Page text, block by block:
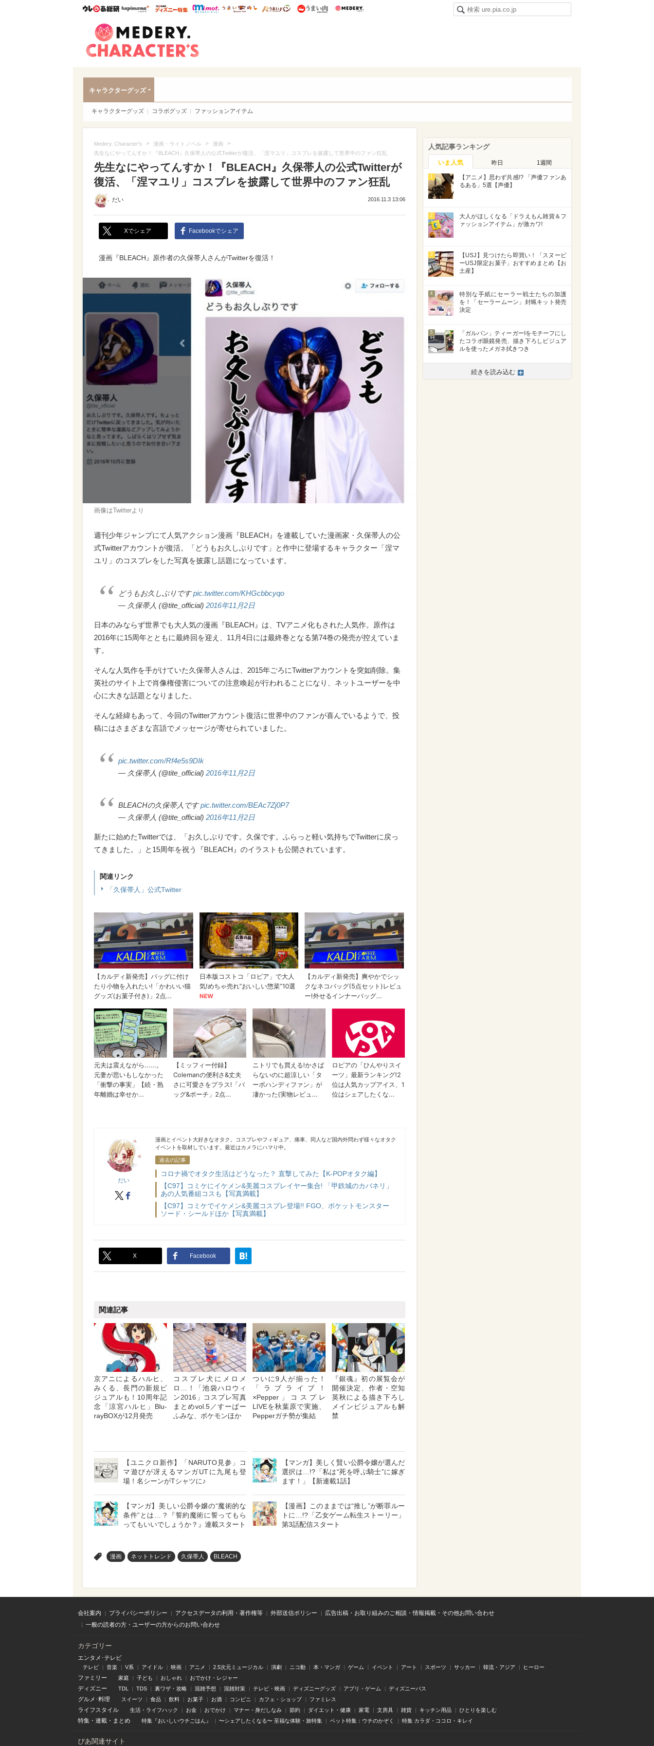
ウレぴあ総研ハピママ* ウレぴあ総研 ディズニー特集
mimot. うまいめし うまいパン うまい肉
キャラクターグッズ
キャラクターグッズ コラボグッズ ファッションアイテム
Medery. Character's > 漫画・ライトノベル > 漫画 >
先生なにやってんすか！『BLEACH』久保帯人の公式Twitterが復活、「涅マユリ」コスプレを披露して世界中のファン狂乱
先生なにやってんすか！『BLEACH』久保帯人の公式Twitterが
復活、「涅マユリ」コスプレを披露して世界中のファン狂乱
だい 2016.11.3 13:06
Xでシェア Facebookでシェア
漫画『BLEACH』原作者の久保帯人さんがTwitterを復活！
画像はTwitterより
週刊少年ジャンプにて人気アクション漫画『BLEACH』を連載していた漫画家・久保帯人の公
式Twitterアカウントが復活。「どうもお久しぶりです」と作中に登場するキャラクター「涅マ
ユリ」のコスプレをした写真を披露し話題になっています。
どうもお久しぶりですpic.twitter.com/KHGcbbcyqo
— 久保帯人 (@tite_official) 2016年11月2日
日本のみならず世界でも大人気の漫画『BLEACH』は、TVアニメ化もされた人気作。原作は
2016年に15周年とともに最終回を迎え、11月4日には最終巻となる第74巻の発売が控えていま
す。
そんな人気作を手がけていた久保帯人さんは、2015年ごろにTwitterアカウントを突如削除。集
英社のサイト上で肖像権侵害についての注意喚起が行われることになり、ネットユーザーを中
心に大きな話題となりました。
そんな経緯もあって、今回のTwitterアカウント復活に世界中のファンが喜んでいるようで、投
稿にはさまざまな言語でメッセージが寄せられていました。
pic.twitter.com/Rf4e5s9DIk
— 久保帯人 (@tite_official) 2016年11月2日
BLEACHの久保帯人ですpic.twitter.com/BEAc7Zj0P7
— 久保帯人 (@tite_official) 2016年11月2日
新たに始めたTwitterでは、「お久しぶりです。久保です。ふらっと軽い気持ちでTwitterに戻っ
てきました。」と15周年を祝う『BLEACH』のイラストも公開されています。
関連リンク
「久保帯人」公式Twitter
だい
X
漫画とイベント大好きなオタク。コスプレやフィギュア、痛車、同人など国内外問わず様々なオタク
イベントを取材しています。最近はカメラにハマり中。
過去の記事
コロナ禍でオタク生活はどうなった？ 直撃してみた【K-POPオタク編】
【C97】コミケにイケメン&美麗コスプレイヤー集合! 「甲鉄城のカバネリ」
あの人気番組コスも【写真満載】
【C97】コミケでイケメン&美麗コスプレ登場!! FGO、ポケットモンスター
ソード・シールドほか【写真満載】
X Facebook
関連記事
京アニによるハルヒ、
みくる、長門の新規ビ
ジュアルも！10周年記
念「涼宮ハルヒ」Blu-
rayBOXが12月発売
コスプレ犬にメロメ
ロ…！「池袋ハロウィ
ン2016」コスプレ写真
まとめvol.5／すーぱー
ふみな、ポケモンほか
ついに9人が揃った！
「ラブライブ！
×Pepper」コスプレ
LIVEを秋葉原で実施、
Pepperガチ勢が集結
『銀魂』初の展覧会が
開催決定、作者・空知
英秋による描き下ろし
メインビジュアルも解
禁
【ユニクロ新作】「NARUTO見参」コ
マ遊びが冴えるマンガUTに九尾も登
場！名シーンがTシャツに♪
【マンガ】美しく賢い公爵令嬢が選んだ
選択は…!?「私は“死を呼ぶ騎士”に嫁ぎ
ます！」【新連載1話】
【マンガ】美しい公爵令嬢の“魔術的な
条件”とは…？『誓約魔術に誓ってもら
ってもいいでしょうか？』連載スタート
【漫画】このままでは“推し”が断罪ルー
トに…!?「乙女ゲーム転生ストーリー」
第3話配信スタート
漫画 ネットトレンド 久保帯人 BLEACH
人気記事ランキング
いま人気 昨日 1週間
1
【アニメ】思わず共感!? 「声優ファンあ
るある」5選【声優】
2
大人がほしくなる「ドラえもん雑貨＆フ
ァッションアイテム」が激カワ!
3
【USJ】見つけたら即買い！「スヌーピ
ーUSJ限定お菓子」おすすめまとめ【お
土産】
4
特別な手紙にセーラー戦士たちの加護
を！「セーラームーン」封蝋キット発売
決定
5
「ガルパン」ティーガーIをモチーフにし
たコラボ眼鏡発売、描き下ろしビジュア
ルを使ったメガネ拭きつき
続きを読み込む
会社案内 プライバシーポリシー アクセスデータの利用・著作権等 外部送信ポリシー
広告出稿・お取り組みのご相談・情報掲載・その他お問い合わせ
一般の読者の方・ユーザーの方からのお問い合わせ
カテゴリー
エンタメ･テレビ
テレビ 音楽 V系 アイドル 映画 アニメ 2.5次元ミュージカル 演劇 ニコ動 本・マンガ ゲーム イベント アート スポーツ サッカー 韓流・アジア ヒーロー
ファミリー 家庭 子ども おしゃれ おでかけ・レジャー
ディズニー TDL TDS 裏ワザ・攻略 混雑予想 混雑対策 テレビ・映画 ディズニーグッズ アプリ・ゲーム ディズニーパス
グルメ･料理 スイーツ 食品 飲料 お菓子 お酒 コンビニ カフェ・ショップ ファミレス
ライフスタイル 生活・ライフハック お金 おでかけ マナー・身だしなみ 節約 ダイエット・健康 家電 文房具 雑貨 キッチン用品 ひとりを楽しむ
特集 ・ 連載 ・ まとめ 特集『おいしいウチごはん』 〜シェアしたくなる〜 至福な体験・旅特集 ペット特集：ウチのかぞく 特集 カラダ・ココロ・キレイ
ぴあ関連サイト